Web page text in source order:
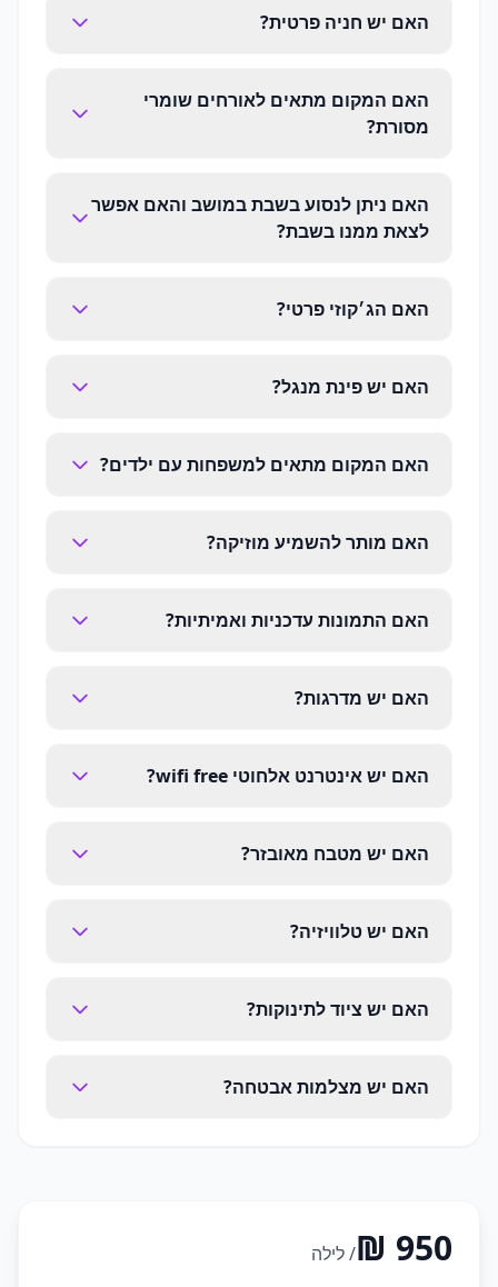
האם יש חניה פרטית?
האם המקום מתאים לאורחים שומרי
מסורת?
האם ניתן לנסוע בשבת במושב והאם אפשר
לצאת ממנו בשבת?
האם הג׳קוזי פרטי?
האם יש פינת מנגל?
האם המקום מתאים למשפחות עם ילדים?
האם מותר להשמיע מוזיקה?
האם התמונות עדכניות ואמיתיות?
האם יש מדרגות?
האם יש אינטרנט אלחוטי wifi free?
האם יש מטבח מאובזר?
האם יש טלוויזיה?
האם יש ציוד לתינוקות?
האם יש מצלמות אבטחה?
/ לילה